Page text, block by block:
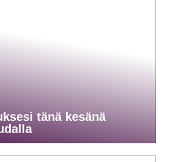
tänä kesänä